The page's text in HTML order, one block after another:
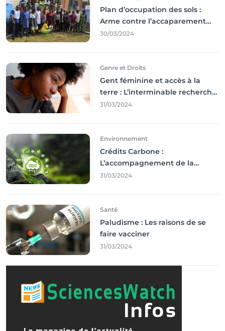
Plan d’occupation des sols :
Arme contre l’accaparement
des terres
30/03/2024
Genre et Droits
Gent féminine et accès à la
terre : L’interminable recherche
des droits
31/03/2024
Environnement
Crédits Carbone :
L’accompagnement de la
Francophonie
31/03/2024
Santé
Paludisme : Les raisons de se
faire vacciner
31/03/2024